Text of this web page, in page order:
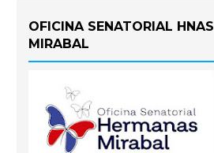
OFICINA SENATORIAL HNAS
MIRABAL